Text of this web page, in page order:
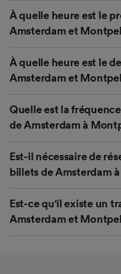
À quelle heure est le
Amsterdam et
À quelle heure est le
Amsterdam et
Quelle est la
de Amsterdam à
Est-il nécessaire de
billets de Amsterdam
Est-ce qu'il existe un
Amsterdam et